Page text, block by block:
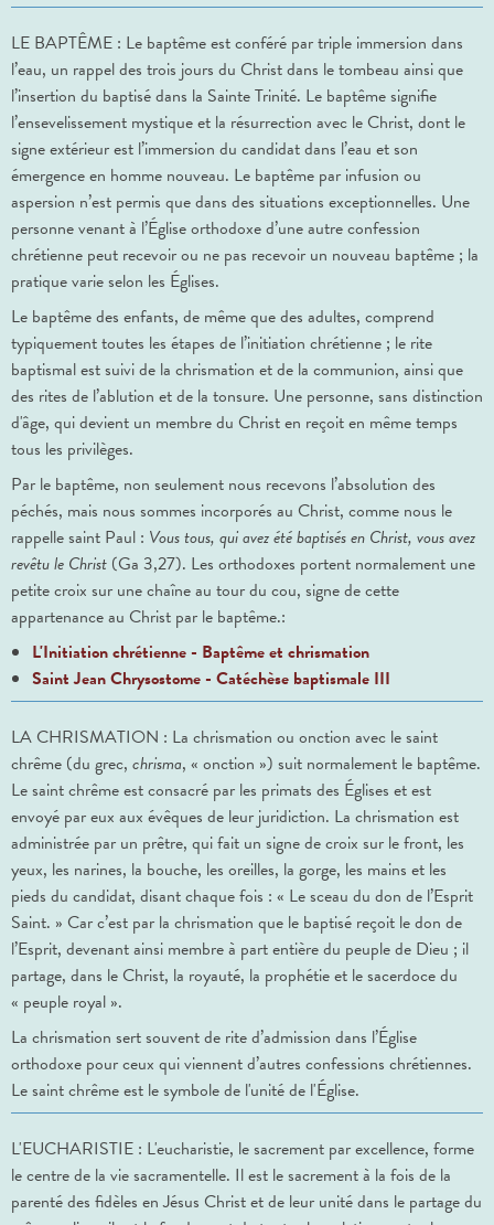
LE BAPTÊME : Le baptême est conféré par triple immersion dans
l’eau, un rappel des trois jours du Christ dans le tombeau ainsi que
l’insertion du baptisé dans la Sainte Trinité. Le baptême signifie
l’ensevelissement mystique et la résurrection avec le Christ, dont le
signe extérieur est l’immersion du candidat dans l’eau et son
émergence en homme nouveau. Le baptême par infusion ou
aspersion n’est permis que dans des situations exceptionnelles. Une
personne venant à l’Église orthodoxe d’une autre confession
chrétienne peut recevoir ou ne pas recevoir un nouveau baptême ; la
pratique varie selon les Églises.
Le baptême des enfants, de même que des adultes, comprend
typiquement toutes les étapes de l’initiation chrétienne ; le rite
baptismal est suivi de la chrismation et de la communion, ainsi que
des rites de l’ablution et de la tonsure. Une personne, sans distinction
d'âge, qui devient un membre du Christ en reçoit en même temps
tous les privilèges.
Par le baptême, non seulement nous recevons l’absolution des
péchés, mais nous sommes incorporés au Christ, comme nous le
rappelle saint Paul : Vous tous, qui avez été baptisés en Christ, vous avez
revêtu le Christ (Ga 3,27). Les orthodoxes portent normalement une
petite croix sur une chaîne au tour du cou, signe de cette
appartenance au Christ par le baptême.:
L'Initiation chrétienne - Baptême et chrismation
Saint Jean Chrysostome - Catéchèse baptismale III
LA CHRISMATION : La chrismation ou onction avec le saint
chrême (du grec, chrisma, « onction ») suit normalement le baptême.
Le saint chrême est consacré par les primats des Églises et est
envoyé par eux aux évêques de leur juridiction. La chrismation est
administrée par un prêtre, qui fait un signe de croix sur le front, les
yeux, les narines, la bouche, les oreilles, la gorge, les mains et les
pieds du candidat, disant chaque fois : « Le sceau du don de l’Esprit
Saint. » Car c’est par la chrismation que le baptisé reçoit le don de
l’Esprit, devenant ainsi membre à part entière du peuple de Dieu ; il
partage, dans le Christ, la royauté, la prophétie et le sacerdoce du
« peuple royal ».
La chrismation sert souvent de rite d’admission dans l’Église
orthodoxe pour ceux qui viennent d’autres confessions chrétiennes.
Le saint chrême est le symbole de l'unité de l'Église.
L'EUCHARISTIE : L'eucharistie, le sacrement par excellence, forme
le centre de la vie sacramentelle. Il est le sacrement à la fois de la
parenté des fidèles en Jésus Christ et de leur unité dans le partage du